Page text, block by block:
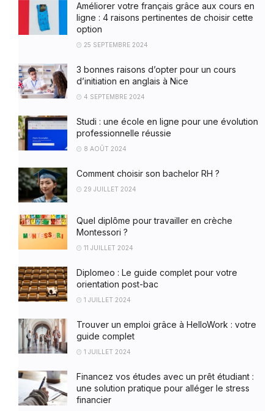
Améliorer votre français grâce aux cours en
ligne : 4 raisons pertinentes de choisir cette
option
25 SEPTEMBRE 2024
3 bonnes raisons d’opter pour un cours
d’initiation en anglais à Nice
4 SEPTEMBRE 2024
Studi : une école en ligne pour une évolution
professionnelle réussie
8 AOÛT 2024
Comment choisir son bachelor RH ?
29 JUILLET 2024
Quel diplôme pour travailler en crèche
Montessori ?
11 JUILLET 2024
Diplomeo : Le guide complet pour votre
orientation post-bac
1 JUILLET 2024
Trouver un emploi grâce à HelloWork : votre
guide complet
1 JUILLET 2024
Financez vos études avec un prêt étudiant :
une solution pratique pour alléger le stress
financier